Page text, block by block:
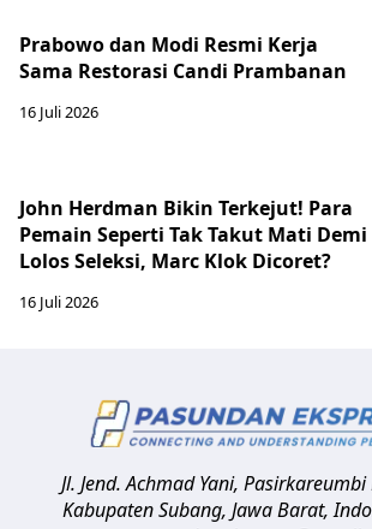
Prabowo dan Modi Resmi Kerja
Sama Restorasi Candi Prambanan
16 Juli 2026
John Herdman Bikin Terkejut! Para
Pemain Seperti Tak Takut Mati Demi
Lolos Seleksi, Marc Klok Dicoret?
16 Juli 2026
Jl. Jend. Achmad Yani, Pasirkareumbi
Kabupaten Subang, Jawa Barat,